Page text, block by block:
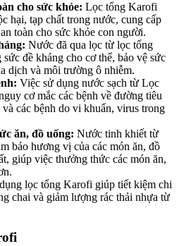
cho sức khỏe: Lọc tổng Karofi
hại, tạp chất trong nước, cung cấp
toàn cho sức khỏe con người.
Nước đã qua lọc từ lọc tổng
đề kháng cho cơ thể, bảo vệ sức
dịch và môi trường ô nhiễm.
Việc sử dụng nước sạch từ Lọc
cơ mắc các bệnh về đường tiêu
các bệnh do vi khuẩn, virus trong
ăn, đồ uống: Nước tinh khiết từ
bảo hương vị của các món ăn, đồ
giúp việc thưởng thức các món ăn,
lọc tổng Karofi giúp tiết kiệm chi
chai và giảm lượng rác thải nhựa từ